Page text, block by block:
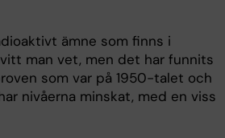
ämne som finns i
man vet, men det har funnits
som var på 1950-talet och
nivåerna minskat, med en viss